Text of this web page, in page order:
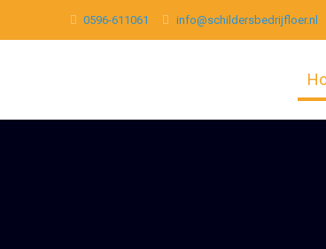
0596-611061 info@schildersbedrijfloer.nl